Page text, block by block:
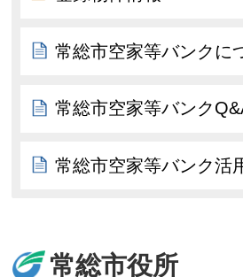
常総市空家等バンクに
常総市空家等バンク
常総市空家等バンク活
常総市役所